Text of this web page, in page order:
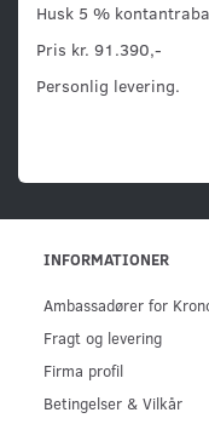
Husk 5 %
Pris kr. 91.390,-
Personlig levering.
INFORMATIONER
Ambassadører for
Fragt og levering
Firma profil
Betingelser & Vilkår